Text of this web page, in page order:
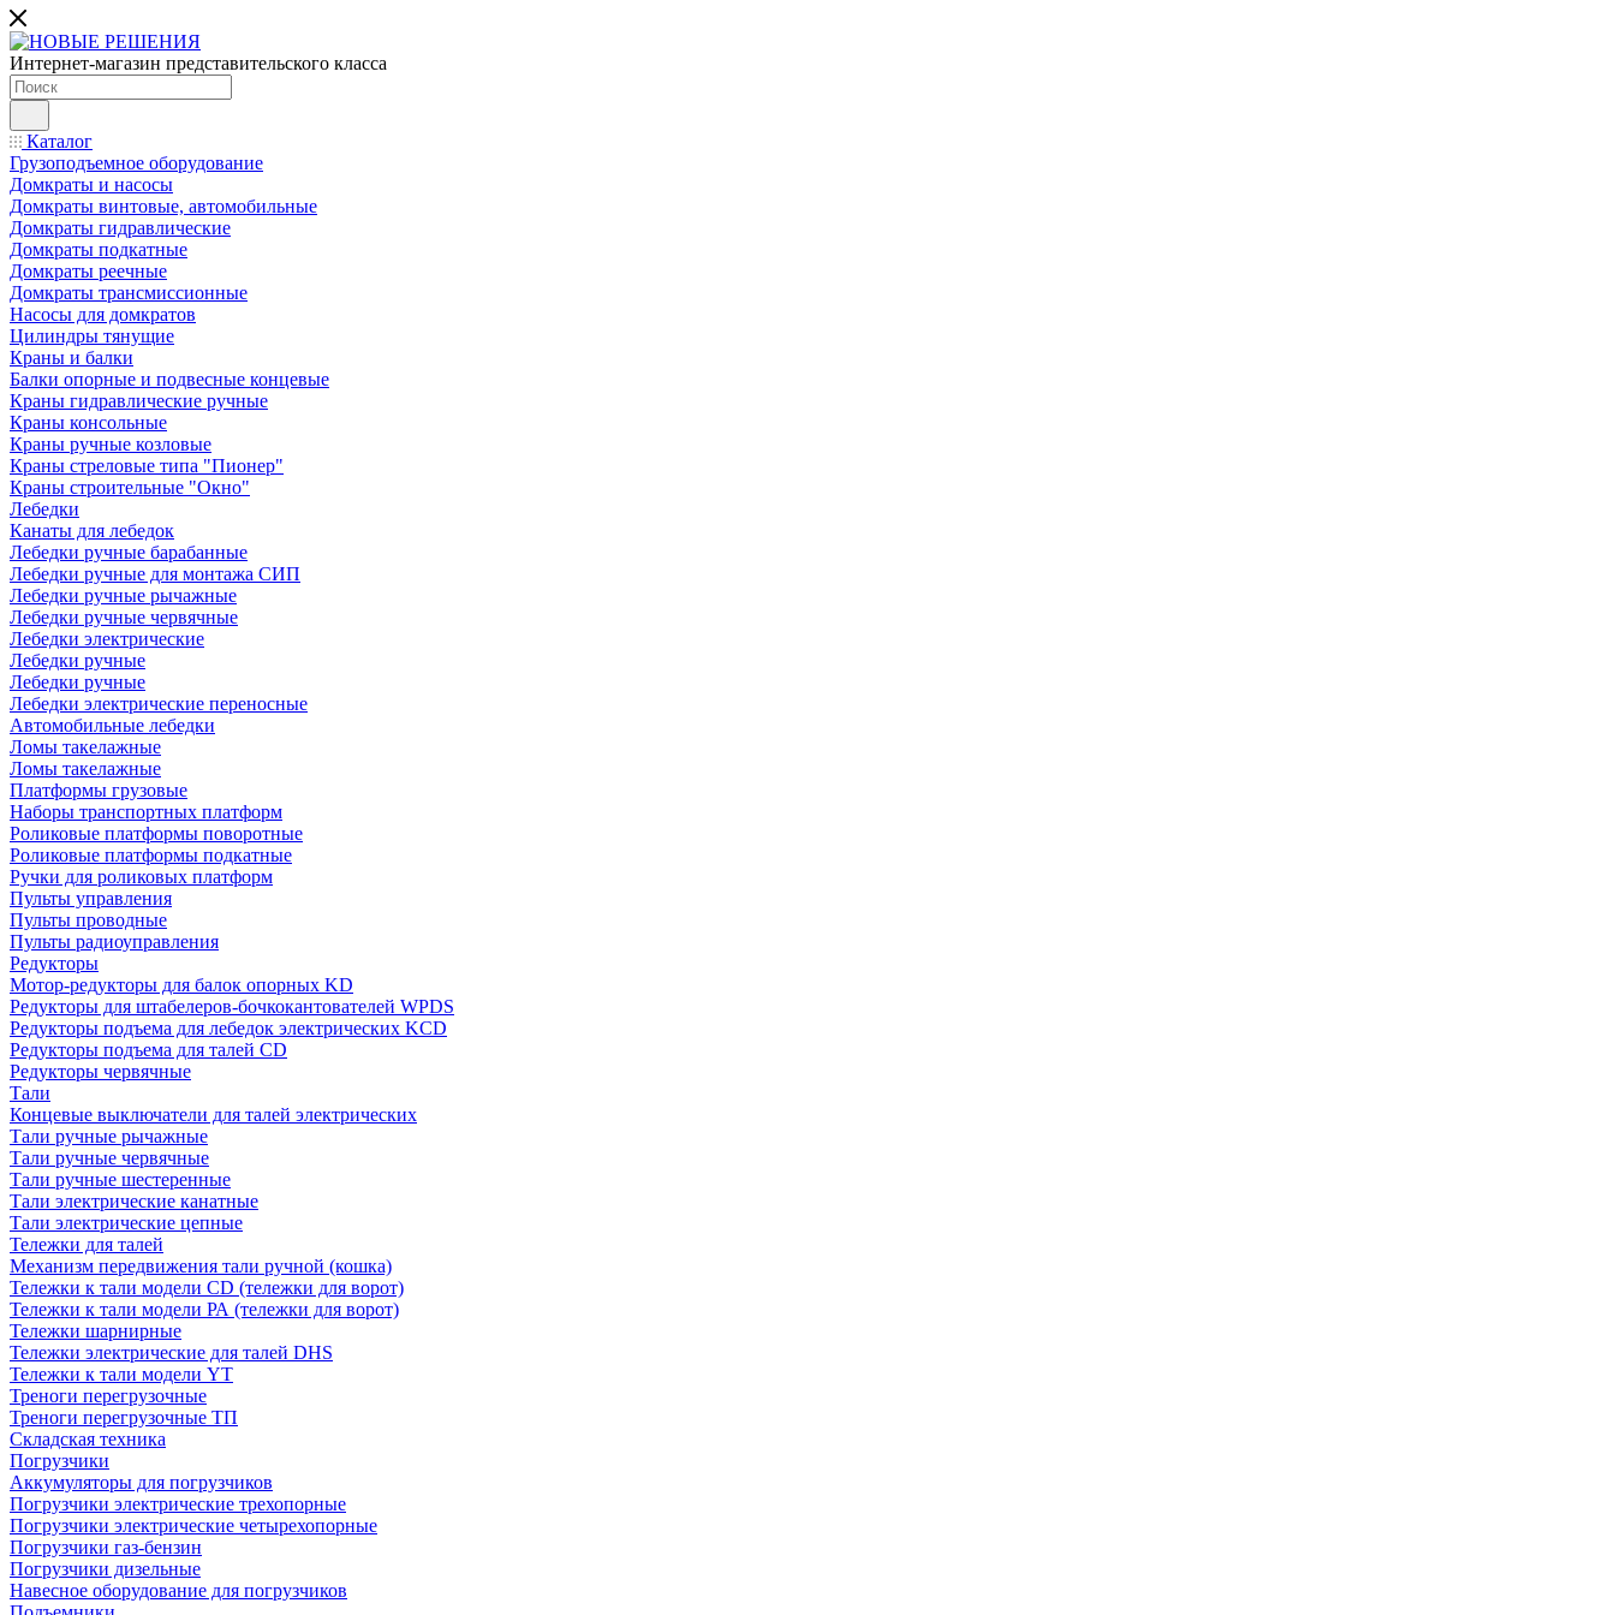
Интернет-магазин представительского класса
Каталог
Грузоподъемное оборудование
Домкраты и насосы
Домкраты винтовые, автомобильные
Домкраты гидравлические
Домкраты подкатные
Домкраты реечные
Домкраты трансмиссионные
Насосы для домкратов
Цилиндры тянущие
Краны и балки
Балки опорные и подвесные концевые
Краны гидравлические ручные
Краны консольные
Краны ручные козловые
Краны стреловые типа "Пионер"
Краны строительные "Окно"
Лебедки
Канаты для лебедок
Лебедки ручные барабанные
Лебедки ручные для монтажа СИП
Лебедки ручные рычажные
Лебедки ручные червячные
Лебедки электрические
Лебедки ручные
Лебедки ручные
Лебедки электрические переносные
Автомобильные лебедки
Ломы такелажные
Ломы такелажные
Платформы грузовые
Наборы транспортных платформ
Роликовые платформы поворотные
Роликовые платформы подкатные
Ручки для роликовых платформ
Пульты управления
Пульты проводные
Пульты радиоуправления
Редукторы
Мотор-редукторы для балок опорных KD
Редукторы для штабелеров-бочкокантователей WPDS
Редукторы подъема для лебедок электрических KCD
Редукторы подъема для талей CD
Редукторы червячные
Тали
Концевые выключатели для талей электрических
Тали ручные рычажные
Тали ручные червячные
Тали ручные шестеренные
Тали электрические канатные
Тали электрические цепные
Тележки для талей
Механизм передвижения тали ручной (кошка)
Тележки к тали модели CD (тележки для ворот)
Тележки к тали модели РА (тележки для ворот)
Тележки шарнирные
Тележки электрические для талей DHS
Тележки к тали модели YT
Треноги перегрузочные
Треноги перегрузочные ТП
Складская техника
Погрузчики
Аккумуляторы для погрузчиков
Погрузчики электрические трехопорные
Погрузчики электрические четырехопорные
Погрузчики газ-бензин
Погрузчики дизельные
Навесное оборудование для погрузчиков